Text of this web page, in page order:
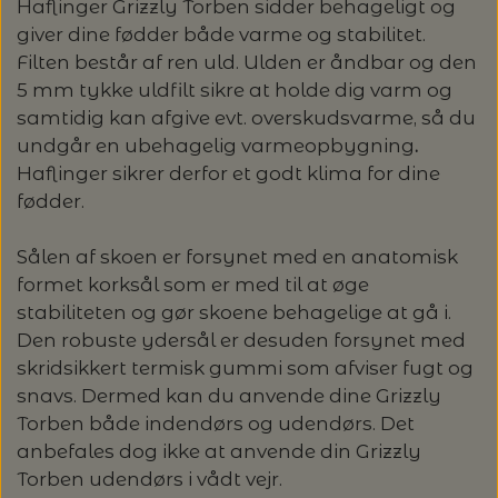
LANG YARNS: CASHMERE CLASSIC - SPAR
30%
RAUMA: PETUNIA PIMA BOMULDSGARN
- SPAR 20%
PASCUALI: NEPAL - SPAR 20%
PASCULI: SUAVE - SPAR 20%
POMP STITCH - BRODERI - SPAR 30-35%
PÅ ALLE KITS
KAREN KLARBÆK
KATIA CONCEPT
KIT COUTURE - GARN
LANG YARNS
MONDIAL
PASCUALI
RAUMA GARN
ISAGER
ISTEX
JOJO KNITWEAR - GARNKITS
LENE HOLME SAMSØE - LEKNIT
MY FAVOURITE THINGS KNITWEAR
ODD ROW
OTHER LOOPS
TØRKLÆDER/SJALER/PONCHOER
ISAGER - ULDSÆBE/WOOLSOAP
ELASTIKKER
GARNVINDER / KRYDSNØGLEAPPARAT
GARNVINSLER
MASKESTOPPERE
MASKEWIRES
MÅLEBÅND / PINDEMÅLERE
OPSKRIFTHOLDER FRA KNITPRO -
STRIKKENÅLE, SYNÅLE OG PUNCHNÅLE
SYTRÅD
GLERUPS BØRN OG BABY
GLERUPS FILTSÅLER
TASKER - MUUD LIVING
TILBEHØR - MUUD LIVING
OMNIOUTIL - JAPANSKE SPANDE -
HACHIMAN
Haflinger Grizzly Torben sidder behageligt og
giver dine fødder både varme og stabilitet.
Filten består af ren uld. Ulden er åndbar og den
5 mm tykke uldfilt sikre at holde dig varm og
samtidig kan afgive evt. overskudsvarme, så du
undgår en ubehagelig varmeopbygning.
Haflinger sikrer derfor et godt klima for dine
fødder.
Sålen af skoen er forsynet med en anatomisk
formet korksål som er med til at øge
stabiliteten og gør skoene behagelige at gå i.
Den robuste ydersål er desuden forsynet med
skridsikkert termisk gummi som afviser fugt og
snavs. Dermed kan du anvende dine Grizzly
Torben både indendørs og udendørs. Det
anbefales dog ikke at anvende din Grizzly
Torben udendørs i vådt vejr.